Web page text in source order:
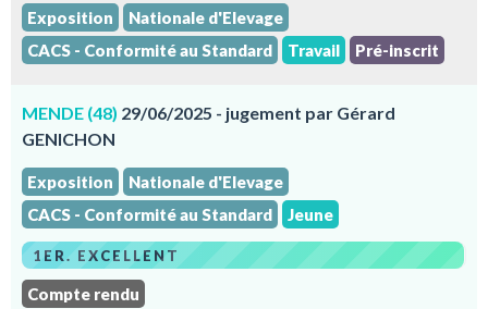
Exposition
Nationale d'Elevage
CACS - Conformité au Standard
Travail Pré-inscrit
MENDE (48) 29/06/2025 - jugement par Gérard
GENICHON
Exposition
Nationale d'Elevage
CACS - Conformité au Standard
Jeune
1ER. EXCELLENT
Compte rendu